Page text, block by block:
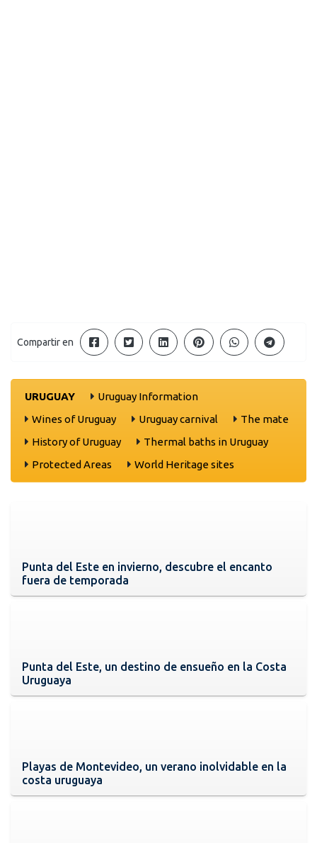
Compartir en
URUGUAY
Uruguay Information
Wines of Uruguay
Uruguay carnival
The mate
History of Uruguay
Thermal baths in Uruguay
Protected Areas
World Heritage sites
Punta del Este en invierno, descubre el encanto
fuera de temporada
Punta del Este, un destino de ensueño en la Costa
Uruguaya
Playas de Montevideo, un verano inolvidable en la
costa uruguaya